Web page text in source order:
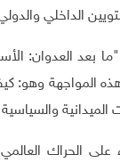
الداخلي
بعد العدوان:
المواجهة وهو:
الميدانية
الحراك العالمي